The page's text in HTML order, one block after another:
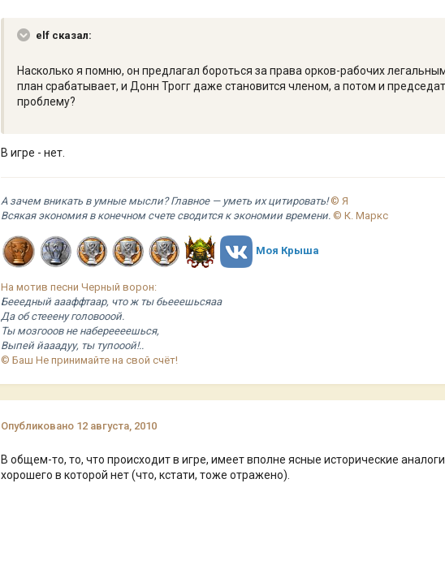
elf сказал:
Насколько я помню, он предлагал бороться за права орков-рабочих
план срабатывает, и Донн Трогг даже становится членом, а потом и
проблему?
В игре - нет.
А зачем вникать в умные мысли? Главное — уметь их цитировать! © Я
Всякая экономия в конечном счете сводится к экономии времени. © К. Маркс
Моя Крыша
На мотив песни Черный ворон:
Бееедный аааффтаар, что ж ты бьееешьсяаа
Да об стееену головооой.
Ты мозгооов не набереееешься,
Выпей йааадуу, ты тупооой!..
© Баш Не принимайте на свой счёт!
Опубликовано 12 августа, 2010
В общем-то, то, что происходит в игре, имеет вполне ясные исторические
хорошего в которой нет (что, кстати, тоже отражено).